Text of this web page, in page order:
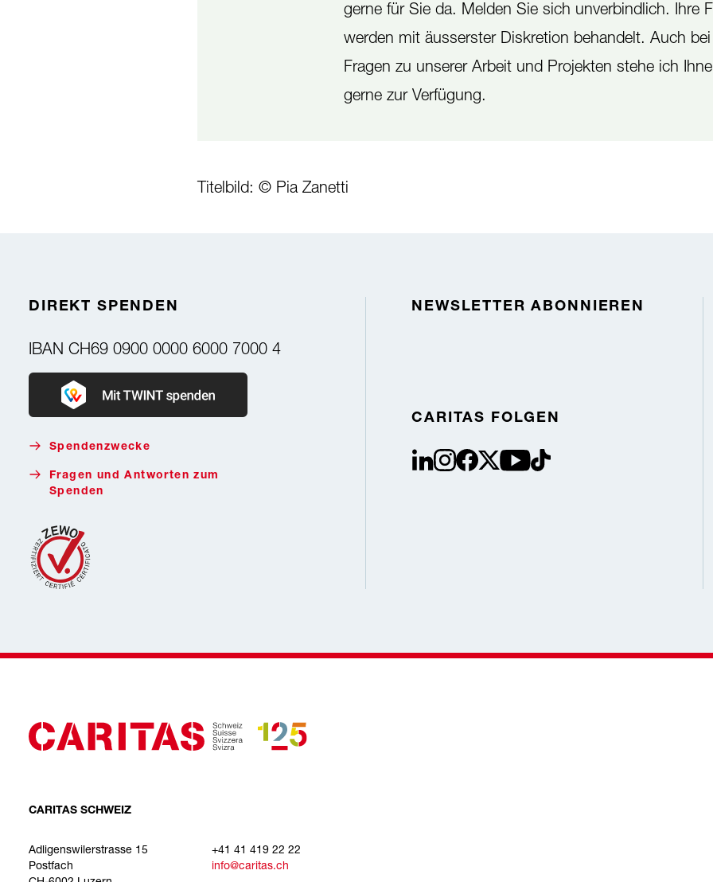
gerne für Sie da. Melden Sie sich unverbindlich. Ihre
werden mit äusserster Diskretion behandelt. Auch bei
Fragen zu unserer Arbeit und Projekten stehe ich
gerne zur Verfügung.
Titelbild: © Pia Zanetti
DIREKT SPENDEN
IBAN CH69 0900 0000 6000 7000 4
Donate with Twint
Spendenzwecke
Fragen und Antworten zum
Spenden
NEWSLETTER ABONNIEREN
CARITAS FOLGEN
linkedininstagram
facebookTwitter / X
youtube
tiktok
CARITAS SCHWEIZ
Adligenswilerstrasse 15
Postfach
+41 41 419 22 22
info@caritas.ch